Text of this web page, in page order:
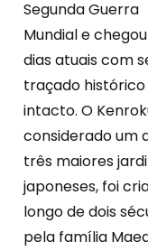
Segunda Guerra
Mundial e
dias atuais com
traçado histórico
intacto. O
considerado um
três maiores
japoneses, foi
longo de dois
pela família